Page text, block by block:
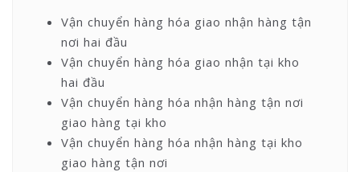
Vận chuyển hàng hóa giao nhận hàng tận
nơi hai đầu
Vận chuyển hàng hóa giao nhận tại kho
hai đầu
Vận chuyển hàng hóa nhận hàng tận nơi
giao hàng tại kho
Vận chuyển hàng hóa nhận hàng tại kho
giao hàng tận nơi